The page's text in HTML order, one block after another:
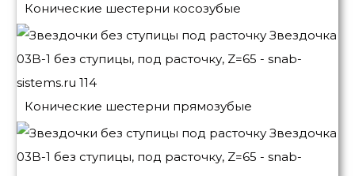
Конические шестерни косозубые
Конические шестерни прямозубые